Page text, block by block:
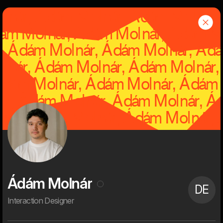
Om os
Dwarf er et uafhængigt, kreativt og tech-savvy digitalt bureau
med en rig historie og succesfulde kunder.
Vi er 60+ digitale ildsjæle med høje ambitioner på vores kunders
vegne. Alt bliver digitaliseret, og det er sjovt for vores kunder og
for os. Det giver mulighed for at skubbe alvorligt til status quo,
skabe stærke visuelle brugeroplevelser, nye digitale services og
effektivisere processer og forretningsgange. Dét er, hvad
digitalisering handler om for os. Det er, hvad vi brænder for. Og
Ádám Molnár
Interaction Designer
DE